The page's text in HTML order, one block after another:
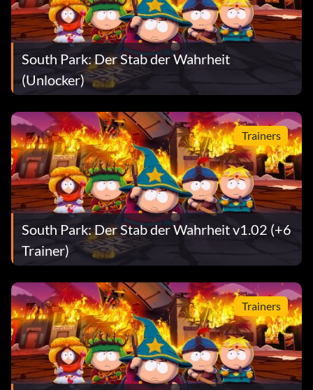
South Park: Der Stab der Wahrheit
(Unlocker)
Trainers
South Park: Der Stab der Wahrheit v1.02 (+6
Trainer)
Trainers